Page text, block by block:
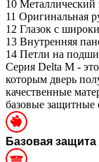
10 Металлический
11 Оригинальная
12 Глазок с
13 Внутренняя
14 Петли на
Серия Delta M -
которым дверь
качественные
базовые защитные
Базовая